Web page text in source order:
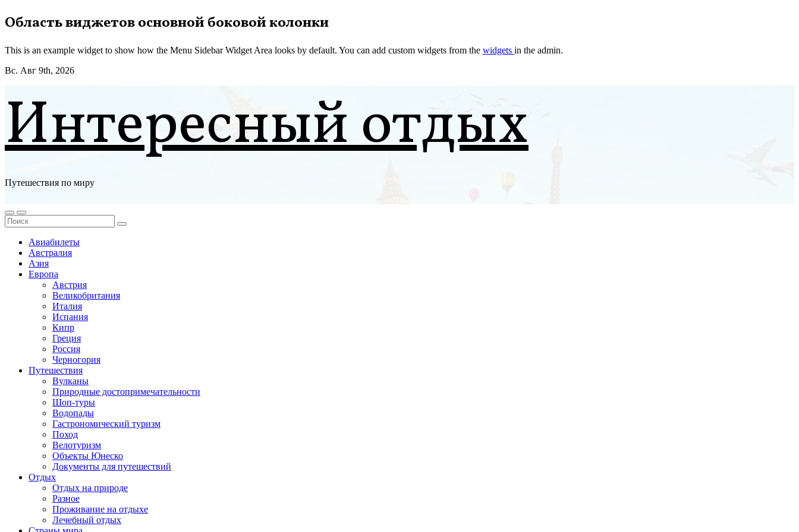
Перейти
к
Область виджетов основной боковой колонки
This is an example widget to show how the Menu Sidebar Widget Area looks by default. You can add custom widgets from the widgets in the admin.
Вс. Авг 9th, 2026
Интересный отдых
Путешествия по миру
Авиабилеты
Австралия
Азия
Европа
Австрия
Великобритания
Италия
Испания
Кипр
Греция
Россия
Черногория
Путешествия
Вулканы
Природные достопримечательности
Шоп-туры
Водопады
Гастрономический туризм
Поход
Велотуризм
Объекты Юнеско
Документы для путешествий
Отдых
Отдых на природе
Разное
Проживание на отдыхе
Лечебный отдых